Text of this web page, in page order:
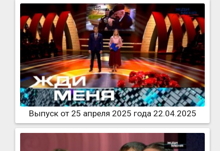
Выпуск от 25 апреля 2025 года 22.04.2025